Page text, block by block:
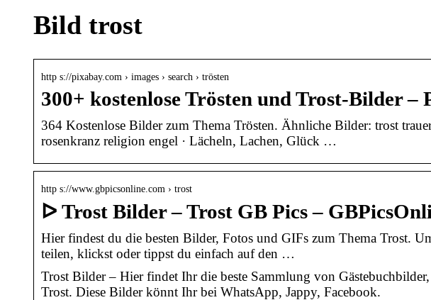
Bild trost
http s://pixabay.com › images › search › trösten
300+ kostenlose Trösten und Trost-Bilder –
364 Kostenlose Bilder zum Thema Trösten. Ähnliche Bilder: trost
rosenkranz religion engel · Lächeln, Lachen, Glück …
http s://www.gbpicsonline.com › trost
ᐅ Trost Bilder – Trost GB Pics –
Hier findest du die besten Bilder, Fotos und GIFs zum Thema Trost.
teilen, klickst oder tippst du einfach auf den …
Trost Bilder – Hier findet Ihr die beste Sammlung von
Trost. Diese Bilder könnt Ihr bei WhatsApp, Jappy, Facebook.